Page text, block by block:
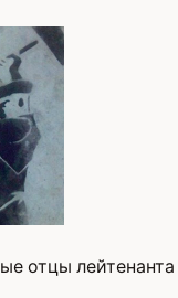
отцы